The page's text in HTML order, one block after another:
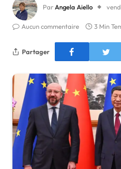
Par Angela Aiello
Aucun commentaire 3 Min
Partager